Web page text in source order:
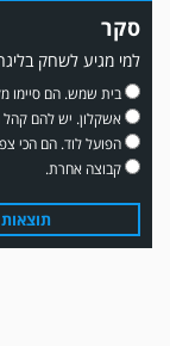
משחק אימון: שדרות גברה
סקר
למי מגיע לשחק
בית שמש. הם סיימו
אשקלון. יש להם קהל
הפועל לוד. הם הכי
קבוצה אחרת.
תוצאות